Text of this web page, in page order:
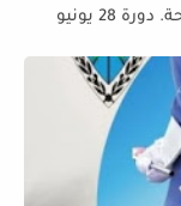
منصبا ضمن أطر هيئة الممرضين وتقني الصحة. دورة 28 يونيو